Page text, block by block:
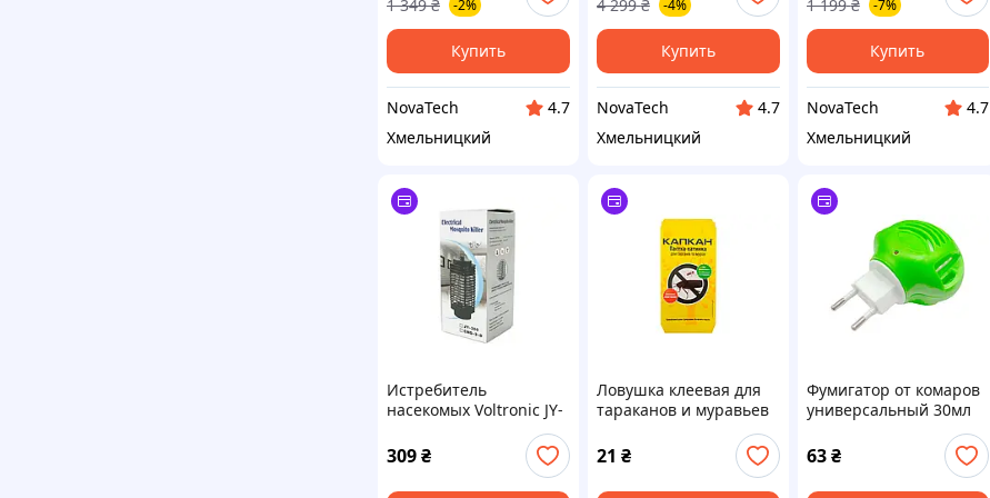
1 349 ₴ -2%
Купить
NovaTech
4.7
Хмельницкий
4 299 ₴ -4%
Купить
NovaTech
4.7
Хмельницкий
1 199 ₴ -7%
Купить
NovaTech
4.7
Хмельницкий
Истребитель
насекомых Voltronic JY-
309₴
Ловушка клеевая для
тараканов и муравьев
(Р-1038)
21 ₴
Фумигатор от комаров
универсальный 30мл
63 ₴